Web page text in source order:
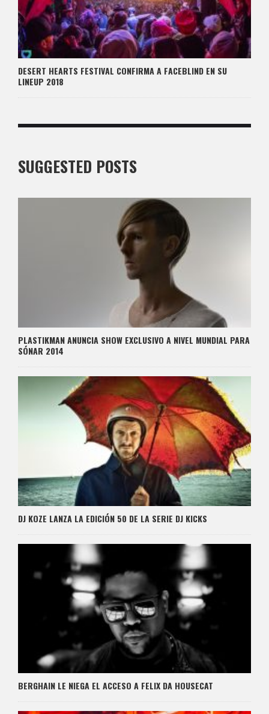
DESERT HEARTS FESTIVAL CONFIRMA A FACEBLIND EN SU
LINEUP 2018
SUGGESTED POSTS
PLASTIKMAN ANUNCIA SHOW EXCLUSIVO A NIVEL MUNDIAL PARA
SÓNAR 2014
DJ KOZE LANZA LA EDICIÓN 50 DE LA SERIE DJ KICKS
BERGHAIN LE NIEGA EL ACCESO A FELIX DA HOUSECAT